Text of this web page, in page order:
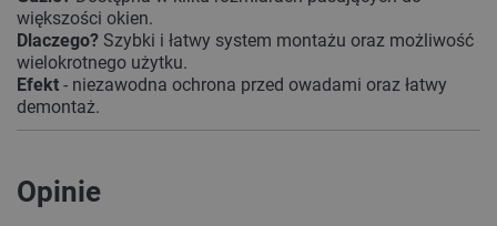
większości okien.
Dlaczego? Szybki i łatwy system montażu oraz możliwość
wielokrotnego użytku.
Efekt - niezawodna ochrona przed owadami oraz łatwy
demontaż.
Opinie